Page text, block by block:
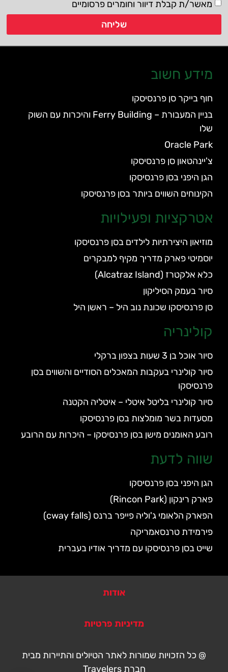
מאשר/ת קבלת דיוור וחומרים פרסומיים
שליחה
מידע חשוב
חוף בייקר סן פרנסיסקו
בניין המעבורת – Ferry Building והיכרות עם השוק
שלו
Oracle Park
צ'יינהטאון סן פרנסיסקו
הגן היפני בסן פרנסיסקו
הקינוחים השווים ביותר בסן פרנסיסקו
אטרקציות ופעילויות
מוזיאון היצירתיות לילדים בסן פרנסיסקו
יוסמיטי פארק מדריך מקיף למבקרים
כלא אלקטרז (Alcatraz Island)
סיור בעמק הסיליקון
סן פרנסיסקו שכונת נוב היל – ראשן היל
קולינריה
סיור אוכל בן 3 שעות בצפון ברקלי
סיור קולינרי בעקבות המאכלים הסודיים והשווים בסן
פרנסיסקו
סיור קולינרי בליטל איטלי – איטליה הקטנה
מסעדות בשר מומלצות בסן פרנסיסקו
רובע האומנים מישן בסן פרנסיסקו – היכרות עם הרובע
שווה לדעת
הגן היפני בסן פרנסיסקו
פארק רינקון (Rincon Park)
הפארק הלאומי ג'וליה פייפר ברנס (cway falls)
פירמידת טרנסאמריקה
שייט בסן פרנסיסקו עם מדריך אודיו בעברית
אודות
מדיניות פרטיות
@ כל הזכויות שמורות לאתר הטיולים והתיירות מבית
חברת Travelers